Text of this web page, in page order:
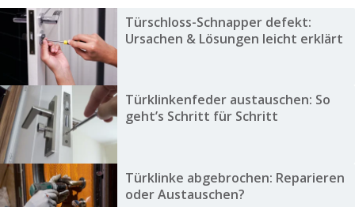
Türschloss-Schnapper defekt:
Ursachen & Lösungen leicht erklärt
Türklinkenfeder austauschen: So
geht’s Schritt für Schritt
Türklinke abgebrochen: Reparieren
oder Austauschen?